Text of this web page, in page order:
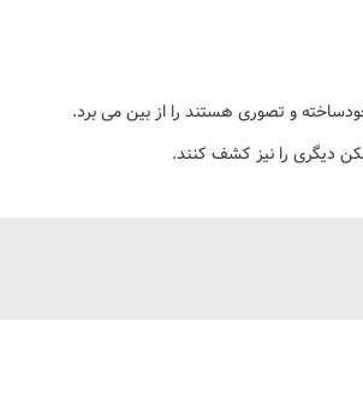
و تصوری هستند را از بین می برد.
دیگری را نیز کشف کنند.